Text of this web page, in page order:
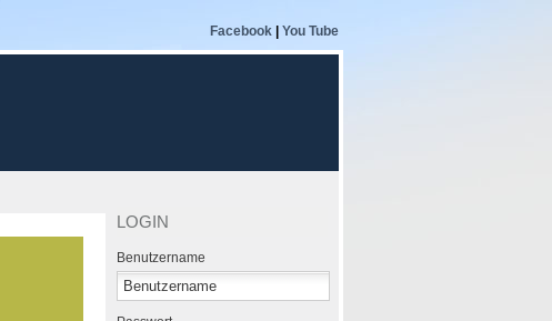
Facebook You Tube
LOGIN
Benutzername